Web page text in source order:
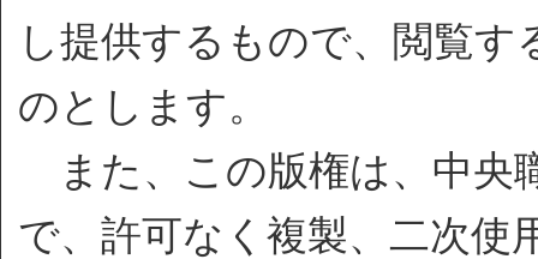
し提供するもので、閲覧
のとします。
また、この版権は、中央
で、許可なく複製、二次使